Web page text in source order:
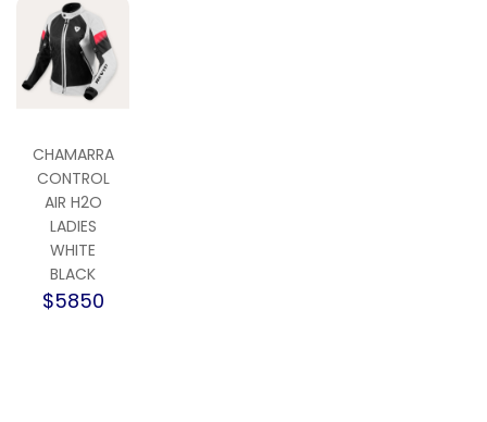
CHAMARRA
CONTROL
AIR H2O
LADIES
WHITE
BLACK
$5850